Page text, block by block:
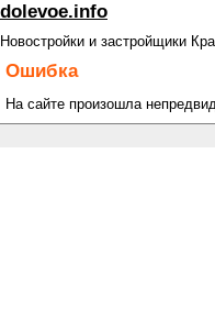
dolevoe.info
Новостройки и застройщики
Ошибка
На сайте произошла